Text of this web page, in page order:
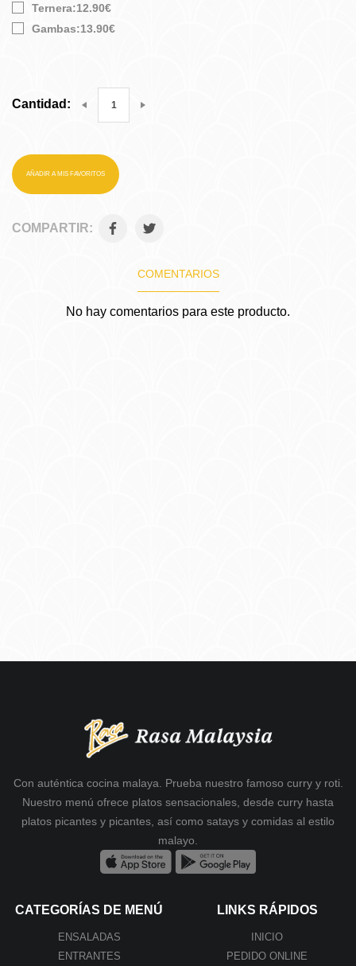
Ternera:12.90€
Gambas:13.90€
Cantidad:
AÑADIR A MIS FAVORITOS
COMPARTIR:
COMENTARIOS
No hay comentarios para este producto.
Con auténtica cocina malaya. Prueba nuestro famoso curry y roti.
Nuestro menú ofrece platos sensacionales, desde curry hasta
platos picantes y picantes, así como satays y comidas al estilo
malayo.
CATEGORÍAS DE MENÚ
ENSALADAS
ENTRANTES
LINKS RÁPIDOS
INICIO
PEDIDO ONLINE